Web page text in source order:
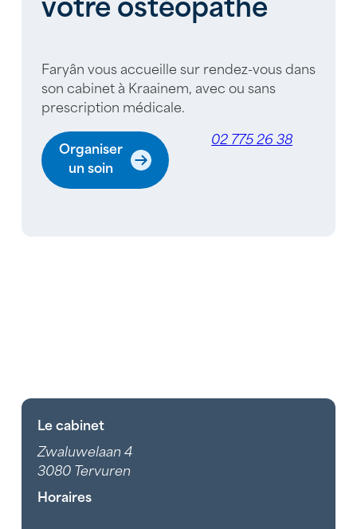
votre ostéopathe
Faryân vous accueille sur rendez-vous dans
son cabinet à Kraainem, avec ou sans
prescription médicale.
Organiser
un soin
02 775 26 38
Le cabinet
Zwaluwelaan 4
3080 Tervuren
Horaires